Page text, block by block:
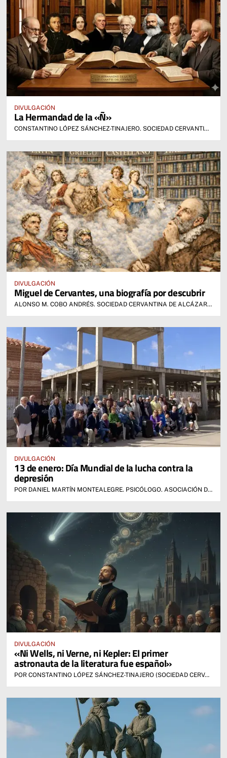
DIVULGACIÓN
La Hermandad de la «Ñ»
CONSTANTINO LÓPEZ SÁNCHEZ-TINAJERO. SOCIEDAD CERVANTINA DE ALCÁZAR DE SAN JUAN
DIVULGACIÓN
Miguel de Cervantes, una biografía por descubrir
ALONSO M. COBO ANDRÉS. SOCIEDAD CERVANTINA DE ALCÁZAR DE SAN JUAN
DIVULGACIÓN
13 de enero: Día Mundial de la lucha contra la
depresión
POR DANIEL MARTÍN MONTEALEGRE. PSICÓLOGO. ASOCIACIÓN DE SALUD MENTAL LUZ DE LA MANCHA
DIVULGACIÓN
«Ni Wells, ni Verne, ni Kepler: El primer
astronauta de la literatura fue español»
POR CONSTANTINO LÓPEZ SÁNCHEZ-TINAJERO (SOCIEDAD CERVANTINA DE ALCÁZAR)